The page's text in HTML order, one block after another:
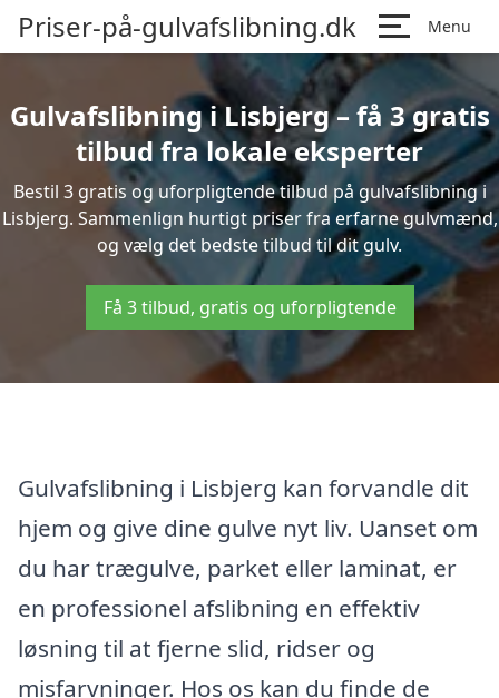
Priser-på-gulvafslibning.dk Menu
Gulvafslibning i Lisbjerg – få 3 gratis
tilbud fra lokale eksperter
Bestil 3 gratis og uforpligtende tilbud på gulvafslibning i
Lisbjerg. Sammenlign hurtigt priser fra erfarne gulvmænd,
og vælg det bedste tilbud til dit gulv.
Få 3 tilbud, gratis og uforpligtende
Gulvafslibning i Lisbjerg kan forvandle dit
hjem og give dine gulve nyt liv. Uanset om
du har trægulve, parket eller laminat, er
en professionel afslibning en effektiv
løsning til at fjerne slid, ridser og
misfarvninger. Hos os kan du finde de